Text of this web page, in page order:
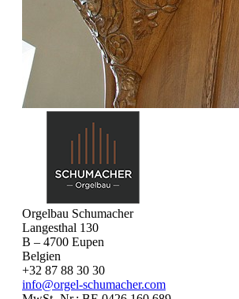
Orgelbau Schumacher
Langesthal 130
B – 4700 Eupen
Belgien
+32 87 88 30 30
info@orgel-schumacher.com